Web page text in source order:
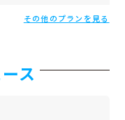
その他のプランを見る
ス